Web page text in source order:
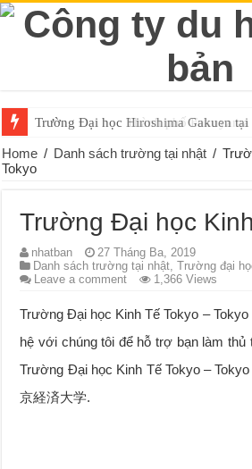
Trường Đại học Hiroshima Gakuen tại
Home / Danh sách trường tại nhật /
Tokyo
Trường Đại học
nhatban
27 Tháng Ba, 2019
Danh sách trường tại nhật,Trường đại
Leave a comment
1,366 Views
Trường Đại học Kinh Tế Tokyo –
hệ với chúng tôi để hỗ trợ bạn làm thủ
Trường Đại học Kinh Tế Tokyo –
京経済大学.